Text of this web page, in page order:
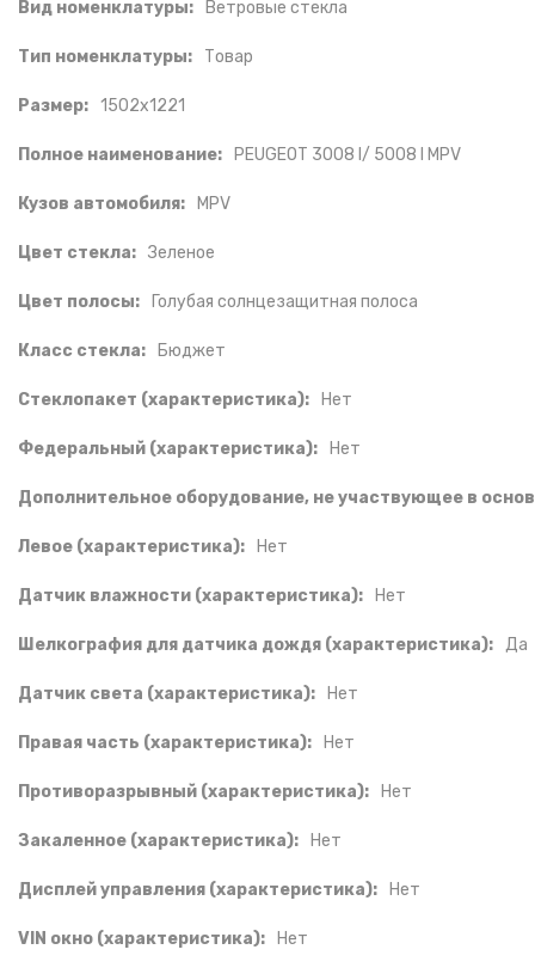
Вид номенклатуры: Ветровые стекла
Тип номенклатуры: Товар
Размер: 1502x1221
Полное наименование: PEUGEOT 3008 I/ 5008 I MPV
Кузов автомобиля: MPV
Цвет стекла: Зеленое
Цвет полосы: Голубая солнцезащитная полоса
Класс стекла: Бюджет
Стеклопакет (характеристика): Нет
Федеральный (характеристика): Нет
Дополнительное оборудование, не участвующее в
Левое (характеристика): Нет
Датчик влажности (характеристика): Нет
Шелкография для датчика дождя (характеристика): Да
Датчик света (характеристика): Нет
Правая часть (характеристика): Нет
Противоразрывный (характеристика): Нет
Закаленное (характеристика): Нет
Дисплей управления (характеристика): Нет
VIN окно (характеристика): Нет